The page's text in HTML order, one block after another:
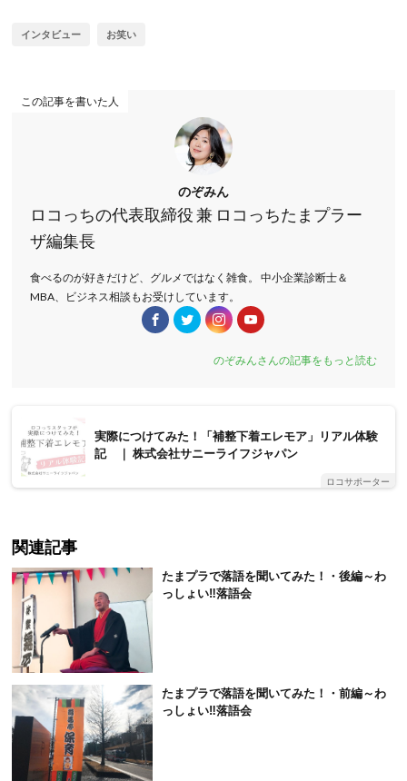
インタビュー お笑い
この記事を書いた人
のぞみん
ロコっちの代表取締役 兼 ロコっちたまプラー
ザ編集長
食べるのが好きだけど、グルメではなく雑食。 中小企業診断士＆
MBA、ビジネス相談もお受けしています。
のぞみんさんの記事をもっと読む
実際につけてみた！「補整下着エレモア」リアル体験
記 ｜ 株式会社サニーライフジャパン
ロコサポーター
関連記事
たまプラで落語を聞いてみた！・後編～わ
っしょい‼落語会
たまプラで落語を聞いてみた！・前編～わ
っしょい‼落語会